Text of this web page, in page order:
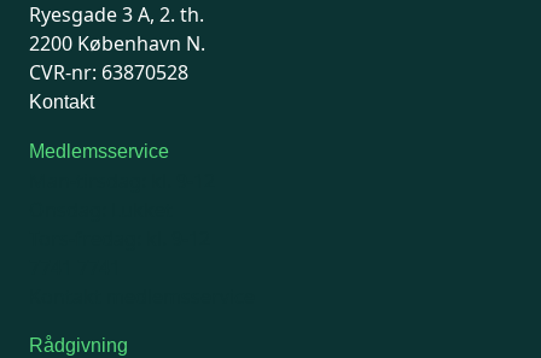
Ryesgade 3 A, 2. th.
2200 København N.
CVR-nr: 63870528
Kontakt
Medlemsservice
Rådgivning